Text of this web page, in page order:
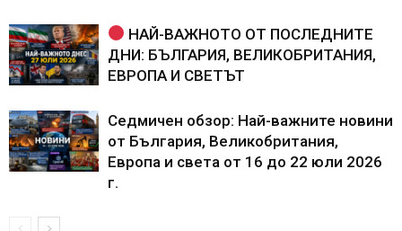
НАЙ-ВАЖНОТО ОТ ПОСЛЕДНИТЕ
ДНИ: БЪЛГАРИЯ, ВЕЛИКОБРИТАНИЯ,
ЕВРОПА И СВЕТЪТ
Седмичен обзор: Най-важните новини
от България, Великобритания,
Европа и света от 16 до 22 юли 2026
г.